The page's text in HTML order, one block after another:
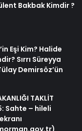
Bakbak Kimdir ?
Eşi Kim? Halide
Sırrı Süreyya
Demirsöz’ün
TAKLİT
Sahte – hileli